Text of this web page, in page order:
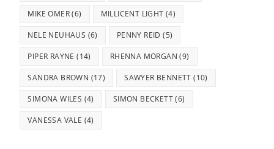
MIKE OMER(6) MILLICENT LIGHT (4)
NELE NEUHAUS (6) PENNY REID (5)
PIPER RAYNE (14) RHENNA MORGAN (9)
SANDRA BROWN (17) SAWYER BENNETT (10)
SIMONA WILES (4) SIMON BECKETT(6)
VANESSA VALE (4)